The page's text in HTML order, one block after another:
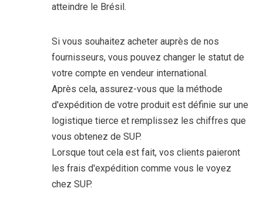
atteindre le Brésil.
Si vous souhaitez acheter auprès de nos
fournisseurs, vous pouvez changer le statut de
votre compte en vendeur international.
Après cela, assurez-vous que la méthode
d'expédition de votre produit est définie sur une
logistique tierce et remplissez les chiffres que
vous obtenez de SUP.
Lorsque tout cela est fait, vos clients paieront
les frais d'expédition comme vous le voyez
chez SUP.